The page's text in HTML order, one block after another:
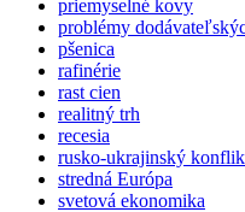
priemyselné kovy
problémy
pšenica
rafinérie
rast cien
realitný trh
recesia
rusko-ukrajinský
stredná Európa
svetová ekonomika